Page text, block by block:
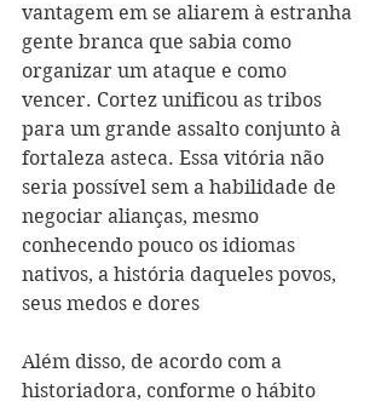
vantagem em se aliarem à estranha
gente branca que sabia como
organizar um ataque e como
vencer. Cortez unificou as tribos
para um grande assalto conjunto à
fortaleza asteca. Essa vitória não
seria possível sem a habilidade de
negociar alianças, mesmo
conhecendo pouco os idiomas
nativos, a história daqueles povos,
seus medos e dores
Além disso, de acordo com a
historiadora, conforme o hábito